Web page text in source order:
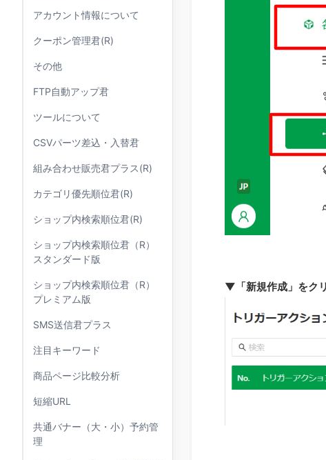
アカウント情報について
クーポン管理君(R)
その他
FTP自動アップ君
ツールについて
CSVパーツ差込・入替君
組み合わせ販売君プラス(R)
カテゴリ優先順位君(R)
ショップ内検索順位君(R)
ショップ内検索順位君（R）
スタンダード版
ショップ内検索順位君（R）
プレミアム版
SMS送信君プラス
注目キーワード
商品ページ比較分析
短縮URL
共通バナー（大・小）予約管
理
▼「新規作成」をク